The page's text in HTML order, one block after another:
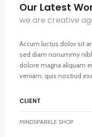
Our Latest
we are creative
Accum luctus dolor sit
sed diam nonummy
dolore magna aliquam
veniam, quis nostrud
CLIENT
MINDSPARKLE SHOP